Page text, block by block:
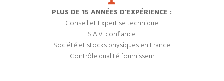
PLUS DE 15 ANNÉES D'EXPÉRIENCE :
Conseil et Expertise technique
S.A.V. confiance
Société et stocks physiques en France
Contrôle qualité fournisseur